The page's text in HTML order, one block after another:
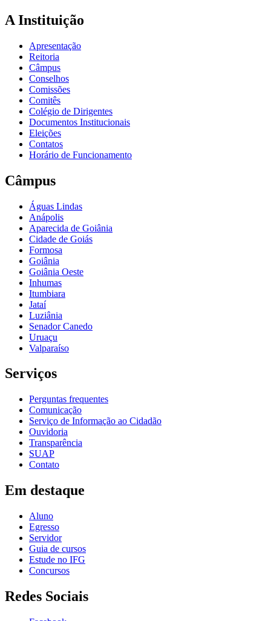
A Instituição
Apresentação
Reitoria
Câmpus
Conselhos
Comissões
Comitês
Colégio de Dirigentes
Documentos Institucionais
Eleições
Contatos
Horário de Funcionamento
Câmpus
Águas Lindas
Anápolis
Aparecida de Goiânia
Cidade de Goiás
Formosa
Goiânia
Goiânia Oeste
Inhumas
Itumbiara
Jataí
Luziânia
Senador Canedo
Uruaçu
Valparaíso
Serviços
Perguntas frequentes
Comunicação
Serviço de Informação ao Cidadão
Ouvidoria
Transparência
SUAP
Contato
Em destaque
Aluno
Egresso
Servidor
Guia de cursos
Estude no IFG
Concursos
Redes Sociais